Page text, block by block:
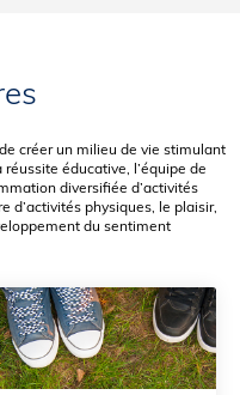
créer un milieu de vie stimulant
éducative, l’équipe de
diversifiée d’activités
d’activités physiques, le plaisir,
du sentiment